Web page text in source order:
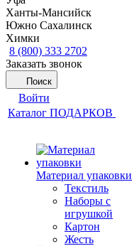
Ханты-Мансийск
Южно Сахалинск
Химки
8 (800) 333 2702
Заказать звонок
Поиск
Войти
Каталог ПОДАРКОВ
Материал упаковки
Текстиль
Наборы с
игрушкой
Картон
Жесть